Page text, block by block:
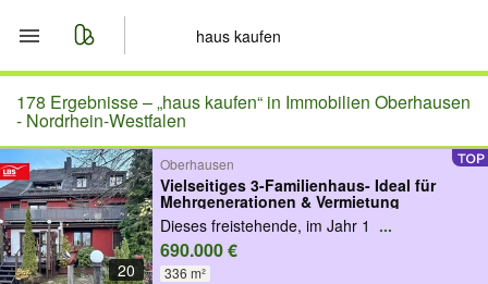
Start
Merkliste
Nachrichten
Anzeige aufgeben
178 Ergebnisse –„haus kaufen“ in Immobilien Oberhausen
- Nordrhein-Westfalen
20
Oberhausen
Vielseitiges 3-Familienhaus- Ideal für
Mehrgenerationen & Vermietung
Dieses freistehende, im Jahr 1 ...
690.000 €
336 m²